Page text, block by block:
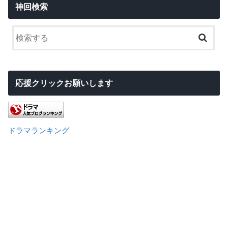
神回検索
応援クリックお願いします
ドラマランキング